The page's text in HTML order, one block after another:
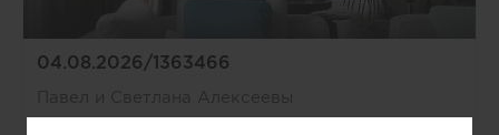
04.08.2026/1363466